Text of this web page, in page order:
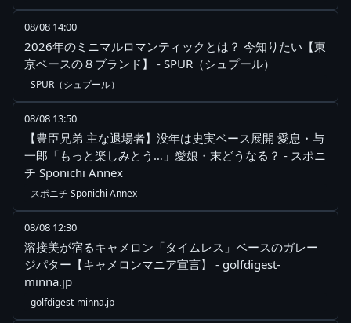
08/08 14:00
2026年のミニマルロマンティックとは？ 今知りたい【東
京ベースの８ブランド】 - SPUR（シュプール）
SPUR（シュプール）
08/08 13:50
【豊臣兄弟 主な退場者】没年は史実ベース展開 愛息・与
一郎「もっと楽しみとう…」愛娘・末どうなる？ - スポニ
チ Sponichi Annex
スポニチ Sponichi Annex
08/08 12:30
溶接美が宿るキャメロン「タイムレス」ベースのガレー
ジパター【キャメロンマニア宣言】 - golfdigest-
minna.jp
golfdigest-minna.jp